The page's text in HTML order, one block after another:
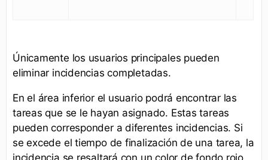
Únicamente los usuarios principales pueden
eliminar incidencias completadas.
En el área inferior el usuario podrá encontrar las
tareas que se le hayan asignado. Estas tareas
pueden corresponder a diferentes incidencias. Si
se excede el tiempo de finalización de una tarea, la
incidencia se resaltará con un color de fondo rojo.